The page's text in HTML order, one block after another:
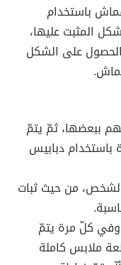
باستخدام
المثبت عليها،
على الشكل
ببعضها، ثمّ يتمّ
دبابيس
من حيث ثبات
وفي كلّ مرة يتمّ
ملابس كاملة